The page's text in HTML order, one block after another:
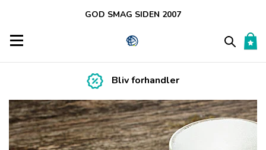
GOD SMAG SIDEN 2007
Toggle navigation
Bliv forhandler